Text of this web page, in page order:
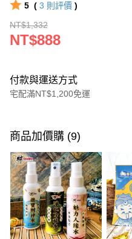
5 ( 3 則評價 )
NT$1,332
NT$888
付款與運送方式
宅配滿NT$1,200免運
信用卡一次付款
信用卡分期付款
3 期 0 利率 每期NT$296
合作金庫商業銀行
華南商業銀行
上海商業儲蓄銀行
國泰世華商業銀行
6 期 0 利率 每期NT$148
合作金庫商業銀行
華南商業銀行
12 期 0 利率 每期NT$74
合作金庫商業銀行
超商取貨付款
商品加價購 (9)